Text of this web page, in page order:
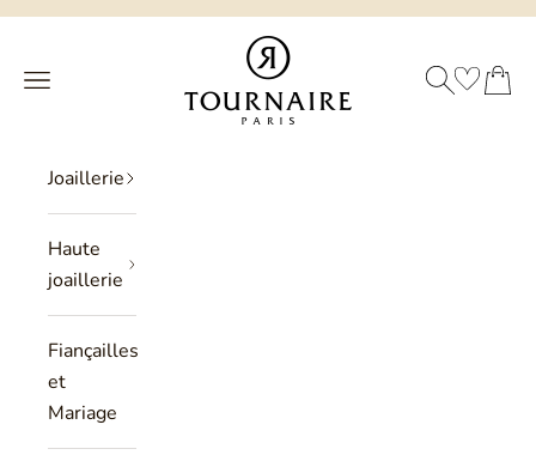
Passer au contenu
Philippe Tournaire
Menu
RECHERCHEPANIER
Joaillerie
Haute
joaillerie
Fiançailles
et
Mariage